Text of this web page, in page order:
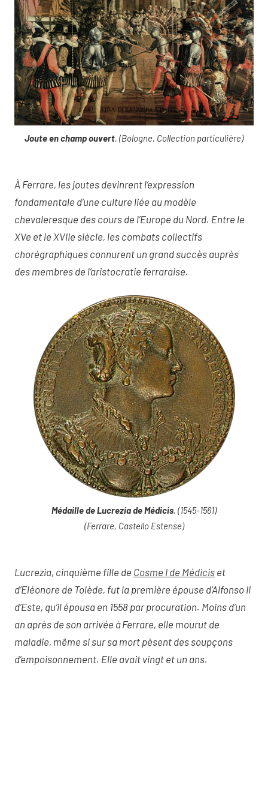
Joute en champ ouvert, (Bologne, Collection particulière)
À Ferrare, les joutes devinrent l’expression
fondamentale d’une culture liée au modèle
chevaleresque des cours de l’Europe du Nord. Entre le
XVe et le XVIIe siècle, les combats collectifs
chorégraphiques connurent un grand succès auprès
des membres de l’aristocratie ferraraise.
Médaille de Lucrezia de Médicis, (1545-1561)
(Ferrare, Castello Estense)
Lucrezia, cinquième fille de Cosme I de Médicis et
d’Eléonore de Tolède, fut la première épouse d’Alfonso II
d’Este, qu’il épousa en 1558 par procuration. Moins d’un
an après de son arrivée à Ferrare, elle mourut de
maladie, même si sur sa mort pèsent des soupçons
d’empoisonnement. Elle avait vingt et un ans.